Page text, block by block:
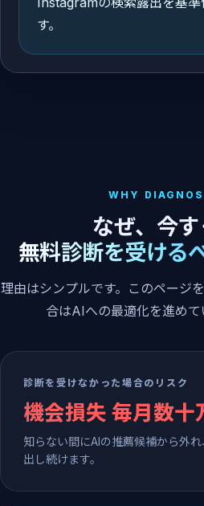
す。
WHY
なぜ、今す
無料診断を受ける
理由はシンプルです。このページ
合はAIへの最適化を進めて
診断を受けなかった場合のリスク
機会損失 毎月数十
知らない間にAIの推薦候補から外
出し続けます。